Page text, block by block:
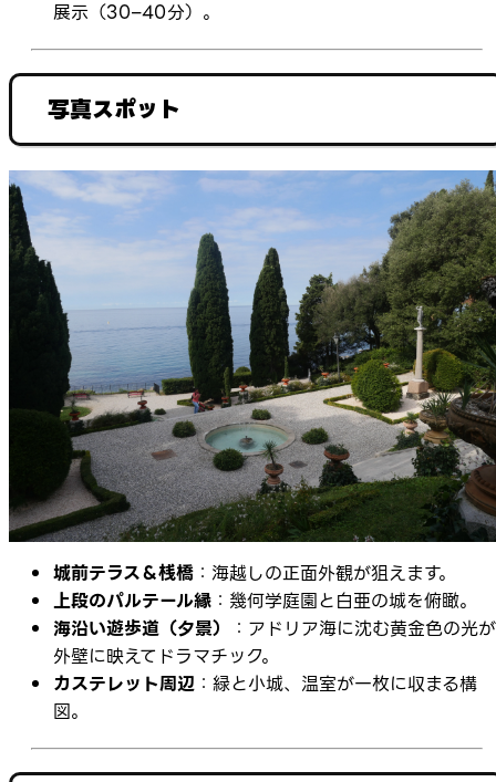
展示（30–40分）。
写真スポット
城前テラス＆桟橋 ：海越しの正面外観が狙えます。
上段のパルテール縁 ：幾何学庭園と白亜の城を俯瞰。
海沿い遊歩道（夕景）
：アドリア海に沈む黄金色の光が
外壁に映えてドラマチック。
カステレット周辺 ：緑と小城、温室が一枚に収まる構
図。